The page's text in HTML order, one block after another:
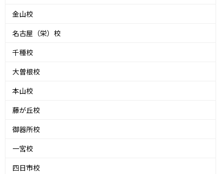
金山校
名古屋（栄）校
千種校
大曽根校
本山校
藤が丘校
御器所校
一宮校
四日市校